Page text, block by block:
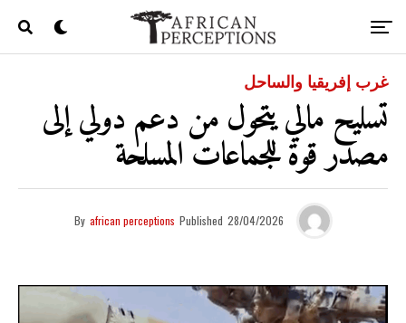
غرب إفريقيا والساحل
تسليح مالي يتحول من دعم دولي إلى
مصدر قوة للجماعات المسلحة
By african perceptions Published 28/04/2026